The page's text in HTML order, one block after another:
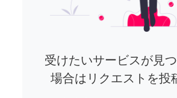
受けたいサービスが見
場合はリクエストを投